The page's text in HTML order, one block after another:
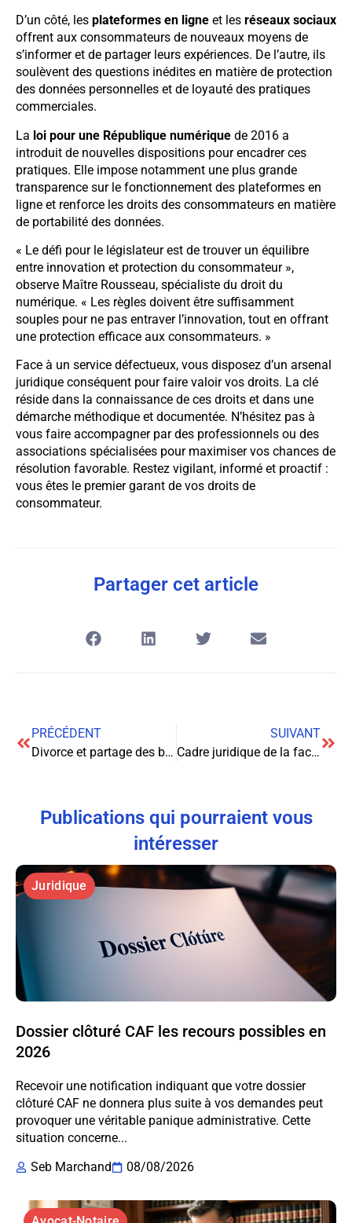
D’un côté, les plateformes en ligne et les réseaux sociaux
offrent aux consommateurs de nouveaux moyens de
s’informer et de partager leurs expériences. De l’autre, ils
soulèvent des questions inédites en matière de protection
des données personnelles et de loyauté des pratiques
commerciales.
La loi pour une République numérique de 2016 a
introduit de nouvelles dispositions pour encadrer ces
pratiques. Elle impose notamment une plus grande
transparence sur le fonctionnement des plateformes en
ligne et renforce les droits des consommateurs en matière
de portabilité des données.
« Le défi pour le législateur est de trouver un équilibre
entre innovation et protection du consommateur »,
observe Maître Rousseau, spécialiste du droit du
numérique. « Les règles doivent être suffisamment
souples pour ne pas entraver l’innovation, tout en offrant
une protection efficace aux consommateurs. »
Face à un service défectueux, vous disposez d’un arsenal
juridique conséquent pour faire valoir vos droits. La clé
réside dans la connaissance de ces droits et dans une
démarche méthodique et documentée. N’hésitez pas à
vous faire accompagner par des professionnels ou des
associations spécialisées pour maximiser vos chances de
résolution favorable. Restez vigilant, informé et proactif :
vous êtes le premier garant de vos droits de
consommateur.
Partager cet article
PRÉCÉDENT
Divorce et partage des biens mobiliers : Guide complet pour une séparation équitable
SUIVANT
Cadre juridique de la facturation électronique obligatoire en France
Publications qui pourraient vous
intéresser
Juridique
Dossier clôturé CAF les recours possibles en
2026
Recevoir une notification indiquant que votre dossier
clôturé CAF ne donnera plus suite à vos demandes peut
provoquer une véritable panique administrative. Cette
situation concerne...
Seb Marchand
08/08/2026